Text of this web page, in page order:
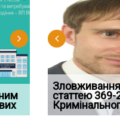
Суд оштрафував
військової
статтею 369-
воєнного
робото